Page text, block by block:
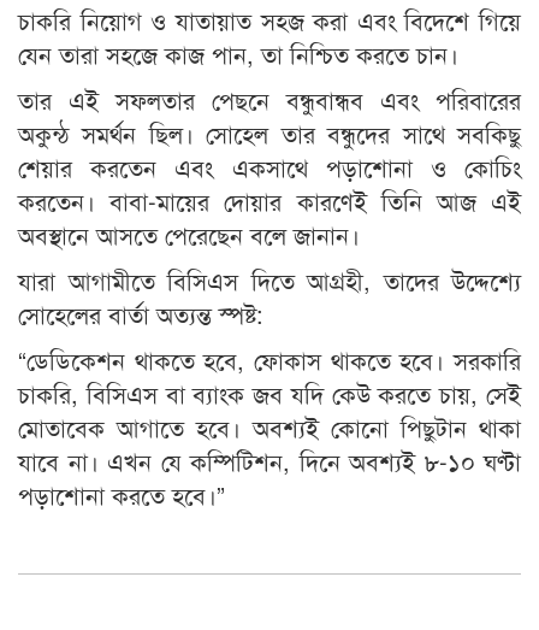
চাকরি নিয়োগ ও যাতায়াত সহজ করা এবং বিদেশে গিয়ে
যেন তারা সহজে কাজ পান, তা নিশ্চিত করতে চান।
তার এই সফলতার পেছনে বন্ধুবান্ধব এবং পরিবারের
অকুন্ঠ সমর্থন ছিল। সোহেল তার বন্ধুদের সাথে সবকিছু
শেয়ার করতেন এবং একসাথে পড়াশোনা ও কোচিং
করতেন। বাবা-মায়ের দোয়ার কারণেই তিনি আজ এই
অবস্থানে আসতে পেরেছেন বলে জানান।
যারা আগামীতে বিসিএস দিতে আগ্রহী, তাদের উদ্দেশ্যে
সোহেলের বার্তা অত্যন্ত স্পষ্ট:
“ডেডিকেশন থাকতে হবে, ফোকাস থাকতে হবে। সরকারি
চাকরি, বিসিএস বা ব্যাংক জব যদি কেউ করতে চায়, সেই
মোতাবেক আগাতে হবে। অবশ্যই কোনো পিছুটান থাকা
যাবে না। এখন যে কম্পিটিশন, দিনে অবশ্যই ৮-১০ ঘণ্টা
পড়াশোনা করতে হবে।”